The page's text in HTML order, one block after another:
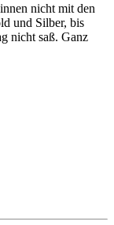
nicht mit den
und Silber, bis
nicht saß. Ganz